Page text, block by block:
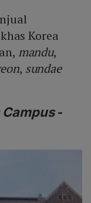
Korea
mandu,
, sundae
Campus-